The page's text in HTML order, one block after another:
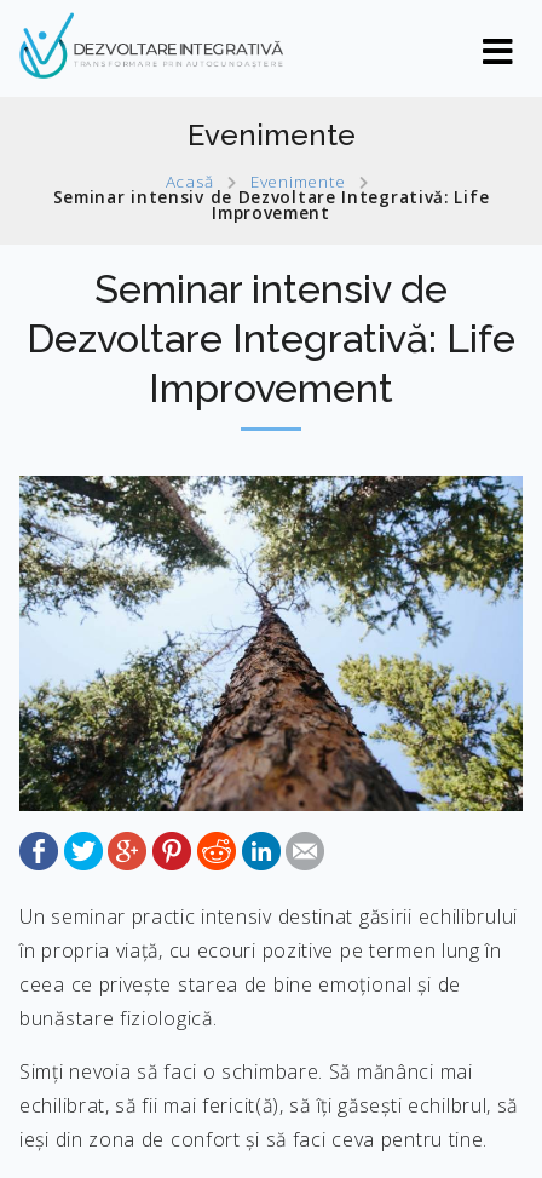
Evenimente
Acasă Evenimente
Seminar intensiv de Dezvoltare Integrativă: Life
Improvement
Seminar intensiv de
Dezvoltare Integrativă: Life
Improvement
Un seminar practic intensiv destinat găsirii echilibrului
în propria viață, cu ecouri pozitive pe termen lung în
ceea ce privește starea de bine emoțional și de
bunăstare fiziologică.
Simți nevoia să faci o schimbare. Să mănânci mai
echilibrat, să fii mai fericit(ă), să îți găsești echilbrul, să
ieși din zona de confort și să faci ceva pentru tine.